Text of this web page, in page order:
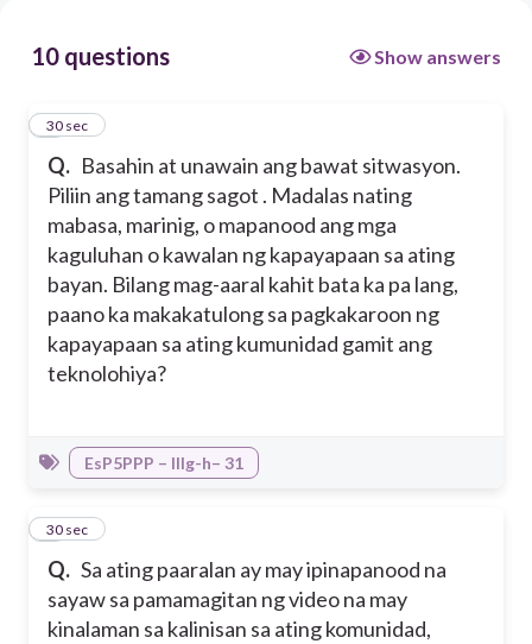
10 questions Show answers
Q. Basahin at unawain ang bawat sitwasyon.
Piliin ang tamang sagot . Madalas nating
mabasa, marinig, o mapanood ang mga
kaguluhan o kawalan ng kapayapaan sa ating
bayan. Bilang mag-aaral kahit bata ka pa lang,
paano ka makakatulong sa pagkakaroon ng
kapayapaan sa ating kumunidad gamit ang
teknolohiya?
1
30 sec
EsP5PPP – IIIg-h– 31
Q. Sa ating paaralan ay may ipinapanood na
sayaw sa pamamagitan ng video na may
kinalaman sa kalinisan sa ating komunidad,
2
30 sec